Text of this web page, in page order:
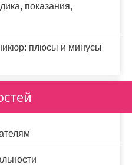
показания,
плюсы и минусы